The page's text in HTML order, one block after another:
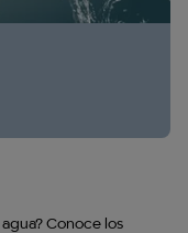
Conoce los